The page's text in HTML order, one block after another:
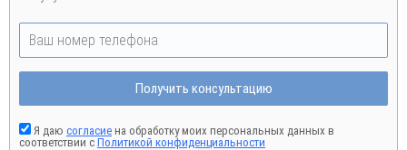
Получить консультацию
Я даю согласие на обработку моих персональных данных в
соответствии с Политикой конфиденциальности